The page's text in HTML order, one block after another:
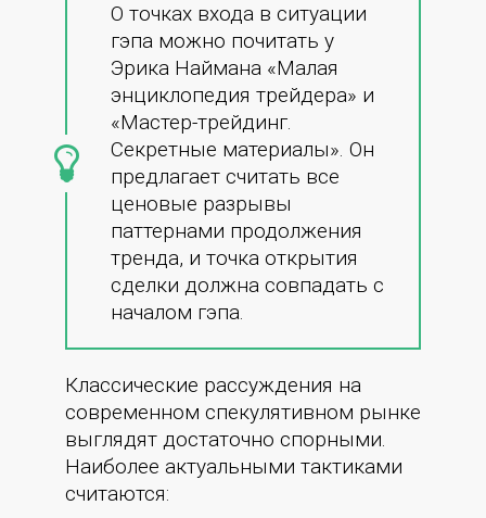
О точках входа в ситуации
гэпа можно почитать у
Эрика Наймана «Малая
энциклопедия трейдера» и
«Мастер-трейдинг.
Секретные материалы». Он
предлагает считать все
ценовые разрывы
паттернами продолжения
тренда, и точка открытия
сделки должна совпадать с
началом гэпа.
Классические рассуждения на
современном спекулятивном рынке
выглядят достаточно спорными.
Наиболее актуальными тактиками
считаются: